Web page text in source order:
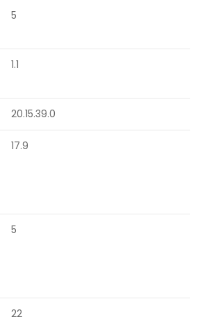
5
1.1
20.15.39.0
17.9
5
22